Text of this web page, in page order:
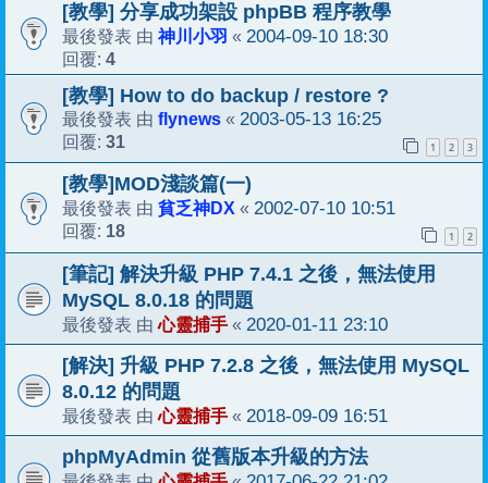
[教學] 分享成功架設 phpBB 程序教學
最後發表 由 神川小羽 « 2004-09-10 18:30
回覆: 4
[教學] How to do backup / restore ?
最後發表 由 flynews « 2003-05-13 16:25
回覆: 31 1 2 3
[教學]MOD淺談篇(一)
最後發表 由 貧乏神DX « 2002-07-10 10:51
回覆: 18 1 2
[筆記] 解決升級 PHP 7.4.1 之後，無法使用
MySQL 8.0.18 的問題
最後發表 由心靈捕手 « 2020-01-11 23:10
[解決] 升級 PHP 7.2.8 之後，無法使用 MySQL
8.0.12 的問題
最後發表 由心靈捕手 « 2018-09-09 16:51
phpMyAdmin 從舊版本升級的方法